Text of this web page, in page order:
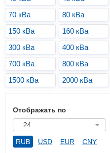
70 кВа
80 кВа
150 кВа
160 кВа
300 кВа
400 кВа
700 кВа
800 кВа
1500 кВа
2000 кВа
Отображать по
24
RUB USD EUR CNY